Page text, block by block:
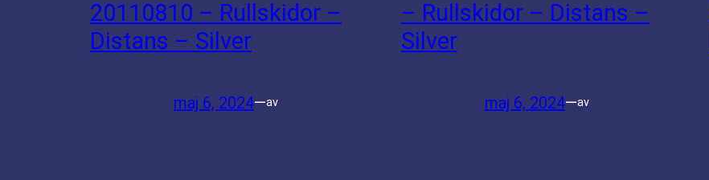
20110810 – Rullskidor –
Distans – Silver
maj 6, 2024—av
– Rullskidor – Distans –
Silver
maj 6, 2024—av